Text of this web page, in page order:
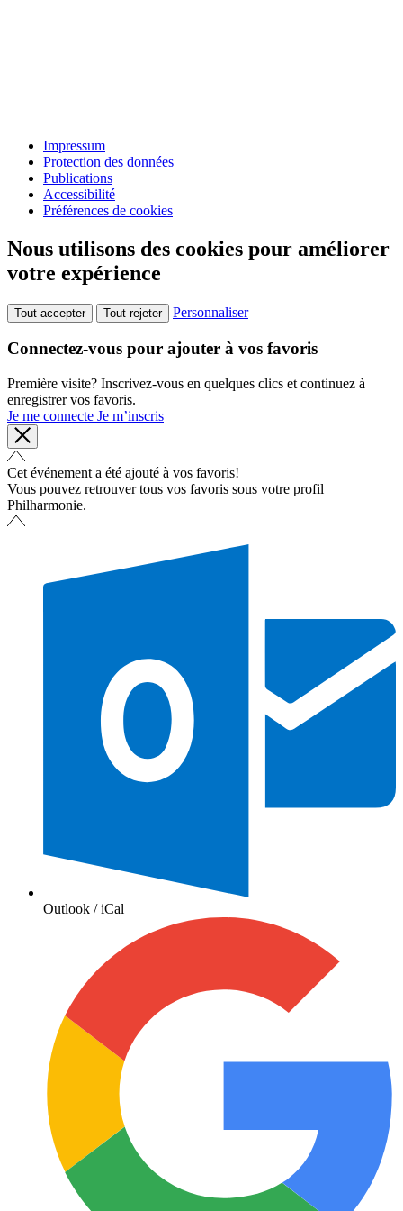
Impressum
Protection des données
Publications
Accessibilité
Préférences de cookies
Nous utilisons des cookies pour améliorer
votre expérience
Tout accepter Tout rejeter Personnaliser
Connectez-vous pour ajouter à vos favoris
Première visite? Inscrivez-vous en quelques clics et continuez à
enregistrer vos favoris.
Je me connecte Je m’inscris
Cet événement a été ajouté à vos favoris!
Vous pouvez retrouver tous vos favoris sous votre profil
Philharmonie.
Outlook / iCal